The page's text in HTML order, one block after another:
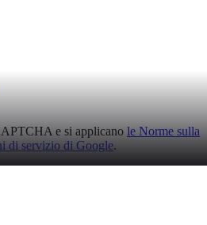
e si applicano le Norme sulla
di servizio di Google.